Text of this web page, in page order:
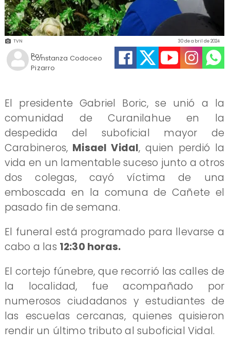
TVN
Constanza Codoceo
Pizarro
30 de abril de 2024
Por
El presidente Gabriel Boric, se unió a la
comunidad de Curanilahue en la
despedida del suboficial mayor de
Carabineros, Misael Vidal, quien perdió la
vida en un lamentable suceso junto a otros
dos colegas, cayó víctima de una
emboscada en la comuna de Cañete el
pasado fin de semana.
El funeral está programado para llevarse a
cabo a las 12:30 horas.
El cortejo fúnebre, que recorrió las calles de
la localidad, fue acompañado por
numerosos ciudadanos y estudiantes de
las escuelas cercanas, quienes quisieron
rendir un último tributo al suboficial Vidal.